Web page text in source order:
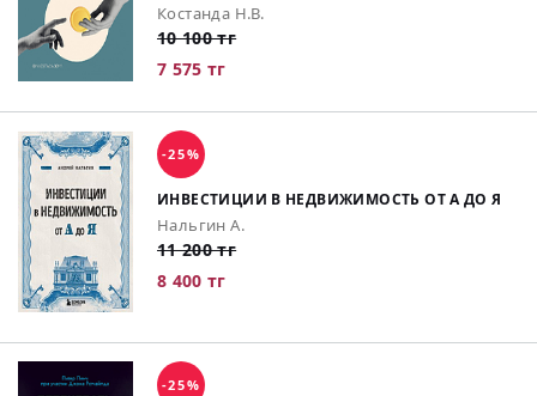
Костанда Н.В.
10 100 тг
7 575 тг
-25%
ИНВЕСТИЦИИ В НЕДВИЖИМОСТЬ ОТ А ДО Я
Нальгин А.
11 200 тг
8 400 тг
-25%